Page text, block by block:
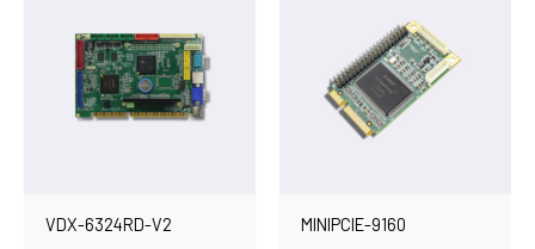
VDX-6324RD-V2 MINIPCIE-9160